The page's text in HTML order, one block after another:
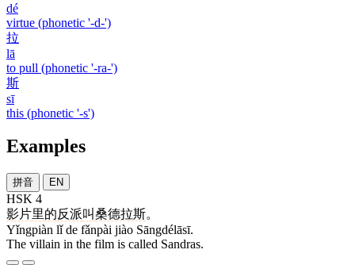
dé
virtue (phonetic '-d-')
拉
lā
to pull (phonetic '-ra-')
斯
sī
this (phonetic '-s')
Examples
拼音 EN
HSK 4
影片里的反派叫桑德拉斯。
Yǐngpiàn lǐ de fǎnpài jiào Sāngdélāsī.
The villain in the film is called Sandras.